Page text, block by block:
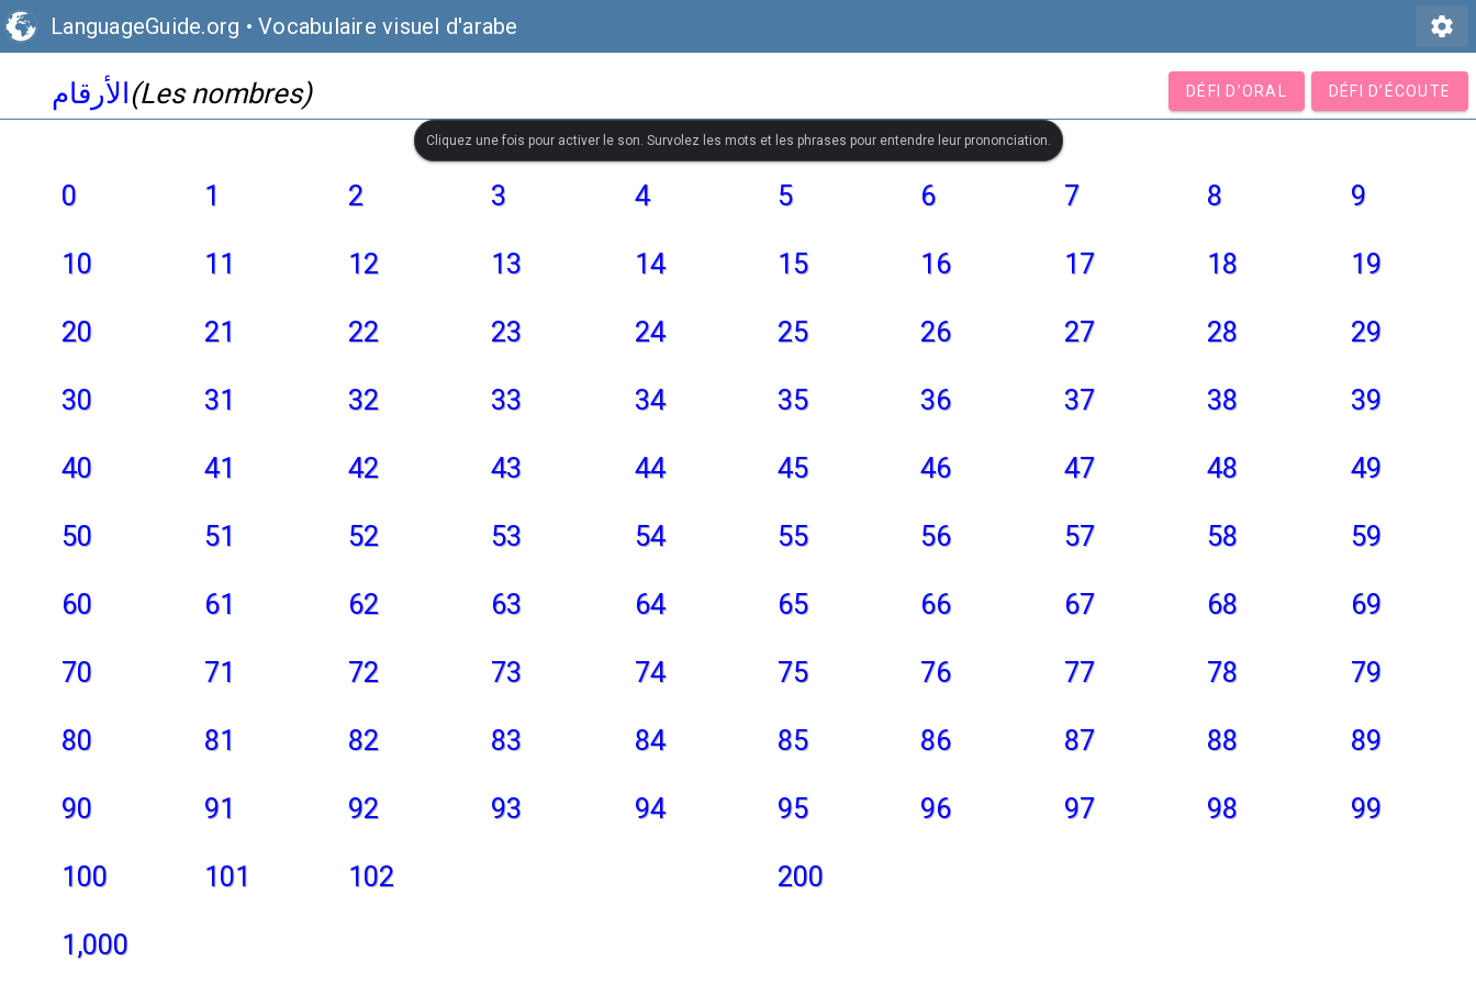
LanguageGuide.org • Vocabulaire visuel d'arabe settings
الأرقام(Les nombres) DÉFI D’ORAL DÉFI D’ÉCOUTE
Cliquez une fois pour activer le son. Survolez les mots et les phrases pour entendre leur prononciation.
0 1 2 3 4 5 6 7 8 9
10 11 12 13 14 15 16 17 18 19
20 21 22 23 24 25 26 27 28 29
30 31 32 33 34 35 36 37 38 39
40 41 42 43 44 45 46 47 48 49
50 51 52 53 54 55 56 57 58 59
60 61 62 63 64 65 66 67 68 69
70 71 72 73 74 75 76 77 78 79
80 81 82 83 84 85 86 87 88 89
90 91 92 93 94 95 96 97 98 99
100 101 102 200
1,000